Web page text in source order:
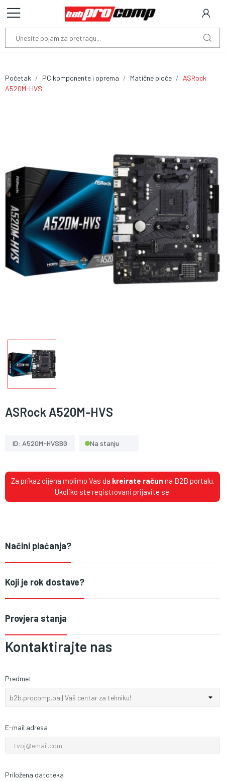
Početak PC komponente i oprema Matične ploče
ASRock
A520M-HVS
ASRock A520M-HVS
ID: A520M-HVSBG Na stanju
Za prikaz cijena molimo Vas da kreirate račun na B2B portalu.
Ukoliko ste registrovani prijavite se.
Načini plaćanja?
Koji je rok dostave?
Provjera stanja
Kontaktirajte nas
Predmet
E-mail adresa
Priložena datoteka